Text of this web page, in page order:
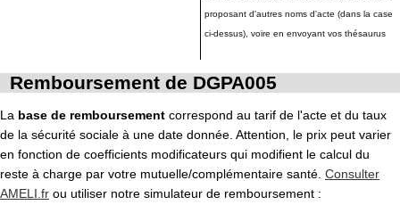
proposant d'autres noms d'acte (dans la case
ci-dessus), voire en envoyant vos thésaurus
Remboursement de DGPA005
La base de remboursement correspond au tarif de l'acte et du taux
de la sécurité sociale à une date donnée. Attention, le prix peut varier
en fonction de coefficients modificateurs qui modifient le calcul du
reste à charge par votre mutuelle/complémentaire santé. Consulter
AMELI.fr ou utiliser notre simulateur de remboursement :